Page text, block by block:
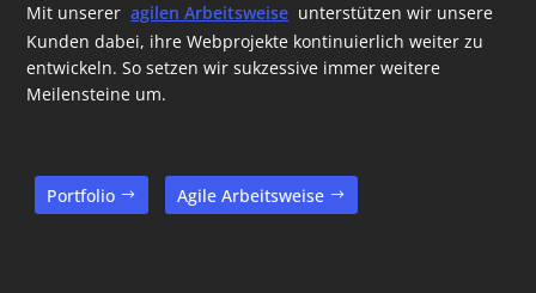
Mit unserer agilen Arbeitsweise unterstützen wir unsere
Kunden dabei, ihre Webprojekte kontinuierlich weiter zu
entwickeln. So setzen wir sukzessive immer weitere
Meilensteine um.
Portfolio Agile Arbeitsweise